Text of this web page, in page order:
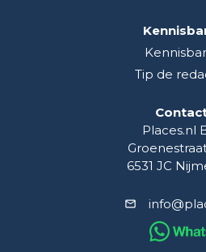
Tip de
Places.nl
6531 JC